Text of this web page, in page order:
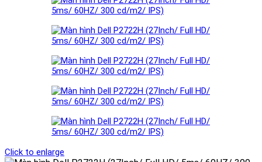
Click to enlarge